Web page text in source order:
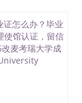
国外
理QQ微
国
国有用吗